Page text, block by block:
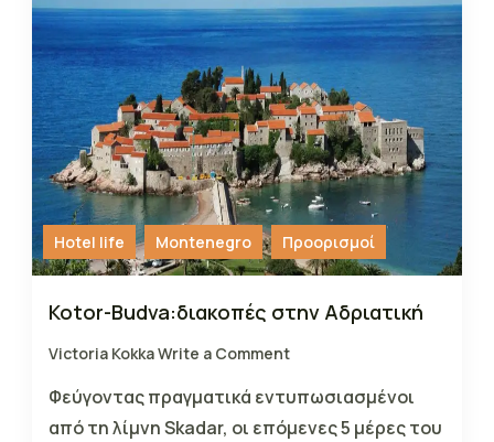
Hotel life Montenegro Προορισμοί
Kotor-Budva:διακοπές στην Αδριατική
Victoria KokkaWrite a Comment
Φεύγοντας πραγματικά εντυπωσιασμένοι
από τη λίμνη Skadar, οι επόμενες 5 μέρες του